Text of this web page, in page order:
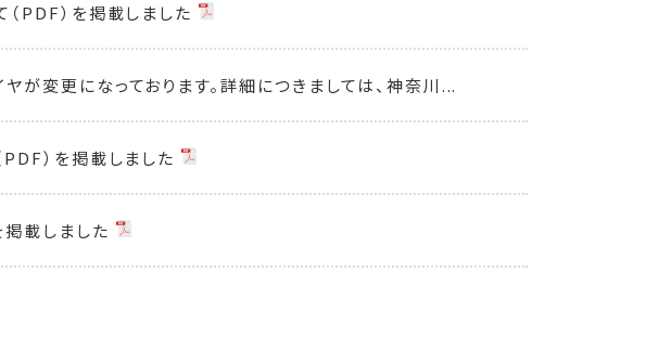
PDF）を掲載しました
が変更になっております。詳細につきましては、神奈川...
）を掲載しました
載しました